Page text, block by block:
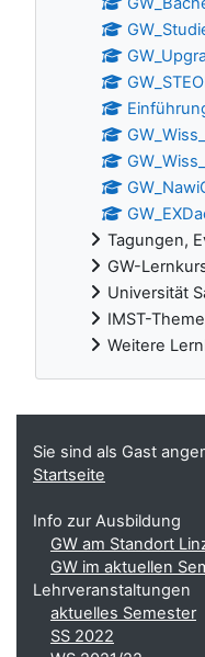
Tagungen,
GW-
Universität
IMST-
Weitere
Sie sind als Gast
Startseite
Info zur Ausbildung
GW am Standort
GW im aktuellen
Lehrveranstaltungen
aktuelles Semester
SS 2022